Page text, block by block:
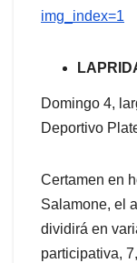
img_index=1
Domingo 4,
Deportivo
Certamen en
Salamone, el
dividirá en
participativa,